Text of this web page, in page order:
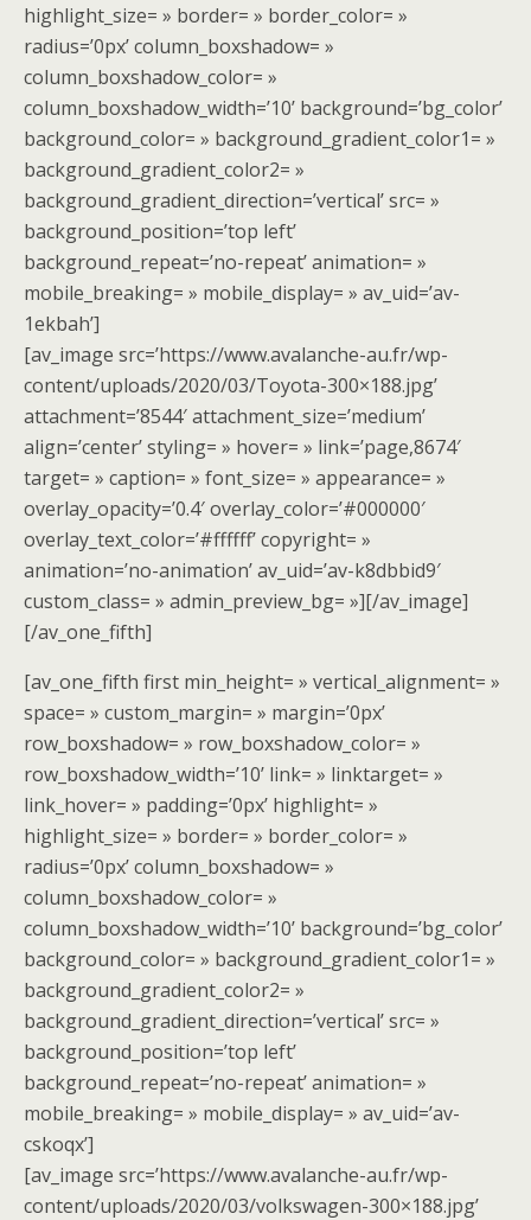
highlight_size= » border= » border_color= »
radius=’0px’ column_boxshadow= »
column_boxshadow_color= »
column_boxshadow_width=’10’ background=’bg_color’
background_color= » background_gradient_color1= »
background_gradient_color2= »
background_gradient_direction=’vertical’ src= »
background_position=’top left’
background_repeat=’no-repeat’ animation= »
mobile_breaking= » mobile_display= » av_uid=’av-
1ekbah’]
[av_image src=’https://www.avalanche-au.fr/wp-
content/uploads/2020/03/Toyota-300×188.jpg’
attachment=’8544′ attachment_size=’medium’
align=’center’ styling= » hover= » link=’page,8674′
target= » caption= » font_size= » appearance= »
overlay_opacity=’0.4′ overlay_color=’#000000′
overlay_text_color=’#ffffff’ copyright= »
animation=’no-animation’ av_uid=’av-k8dbbid9′
custom_class= » admin_preview_bg= »][/av_image]
[/av_one_fifth]
[av_one_fifth first min_height= » vertical_alignment= »
space= » custom_margin= » margin=’0px’
row_boxshadow= » row_boxshadow_color= »
row_boxshadow_width=’10’ link= » linktarget= »
link_hover= » padding=’0px’ highlight= »
highlight_size= » border= » border_color= »
radius=’0px’ column_boxshadow= »
column_boxshadow_color= »
column_boxshadow_width=’10’ background=’bg_color’
background_color= » background_gradient_color1= »
background_gradient_color2= »
background_gradient_direction=’vertical’ src= »
background_position=’top left’
background_repeat=’no-repeat’ animation= »
mobile_breaking= » mobile_display= » av_uid=’av-
cskoqx’]
[av_image src=’https://www.avalanche-au.fr/wp-
content/uploads/2020/03/volkswagen-300×188.jpg’